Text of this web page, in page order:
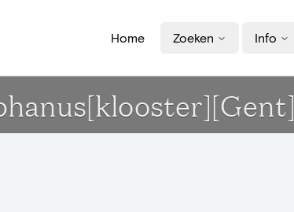
Home Zoeken Info